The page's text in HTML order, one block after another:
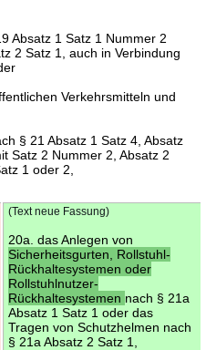
Absatz 1 Satz 1 Nummer 2
2 Satz 1, auch in Verbindung
Verkehrsmitteln und
§ 21 Absatz 1 Satz 4, Absatz
Satz 2 Nummer 2, Absatz 2
1 oder 2,
(Text neue Fassung)
20a. das Anlegen von
Sicherheitsgurten, Rollstuhl-
Rückhaltesystemen oder
Rollstuhlnutzer-
Rückhaltesystemen nach § 21a
Absatz 1 Satz 1 oder das
Tragen von Schutzhelmen nach
§ 21a Absatz 2 Satz 1,